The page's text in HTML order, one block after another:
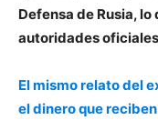
Defensa de Rusia,
autoridades
El mismo relato del
el dinero que